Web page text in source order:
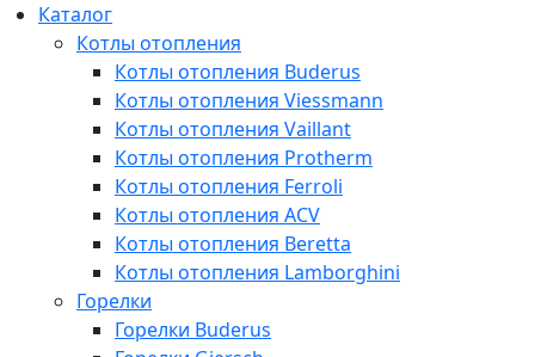
Каталог
Котлы отопления
Котлы отопления Buderus
Котлы отопления Viessmann
Котлы отопления Vaillant
Котлы отопления Protherm
Котлы отопления Ferroli
Котлы отопления ACV
Котлы отопления Beretta
Котлы отопления Lamborghini
Горелки
Горелки Buderus